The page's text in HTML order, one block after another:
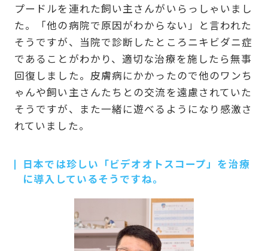
プードルを連れた飼い主さんがいらっしゃいまし
た。「他の病院で原因がわからない」と言われた
そうですが、当院で診断したところニキビダニ症
であることがわかり、適切な治療を施したら無事
回復しました。皮膚病にかかったので他のワンち
ゃんや飼い主さんたちとの交流を遠慮されていた
そうですが、また一緒に遊べるようになり感激さ
れていました。
日本では珍しい「ビデオオトスコープ」を治療
に導入しているそうですね。